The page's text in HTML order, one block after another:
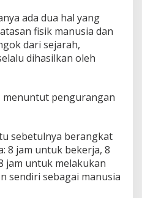
ada dua hal yang
fisik manusia dan
dari sejarah,
dihasilkan oleh
menuntut pengurangan
sebetulnya berangkat
8 jam untuk bekerja, 8
jam untuk melakukan
sendiri sebagai manusia